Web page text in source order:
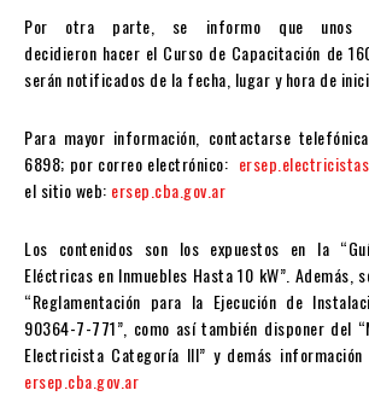
Por otra parte, se informo que unos
decidieron hacer el Curso de Capacitación de
serán notificados de la fecha, lugar y hora de
Para mayor información, contactarse
6898; por correo electrónico:
el sitio web: ersep.cba.gov.ar
Los contenidos son los expuestos en la
Eléctricas en Inmuebles Hasta 10 kW”. Además,
“Reglamentación para la Ejecución de
90364-7-771”, como así también disponer del
Electricista Categoría III” y demás
ersep.cba.gov.ar